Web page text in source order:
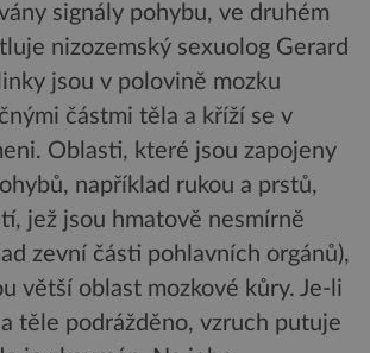
signály pohybu, ve druhém
nizozemský sexuolog Gerard
jsou v polovině mozku
částmi těla a kříží se v
Oblasti, které jsou zapojeny
například rukou a prstů,
jež jsou hmatově nesmírně
zevní části pohlavních orgánů),
větší oblast mozkové kůry. Je-li
těle podrážděno, vzruch putuje